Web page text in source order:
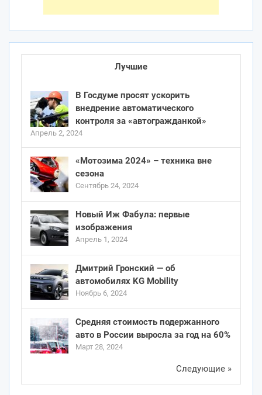
Лучшие
В Госдуме просят ускорить
внедрение автоматического
контроля за «автогражданкой»
Апрель 2, 2024
«Мотозима 2024» – техника вне
сезона
Сентябрь 24, 2024
Новый Иж Фабула: первые
изображения
Апрель 1, 2024
Дмитрий Гронский — об
автомобилях KG Mobility
Ноябрь 6, 2024
Средняя стоимость подержанного
авто в России выросла за год на 60%
Март 28, 2024
Следующие »